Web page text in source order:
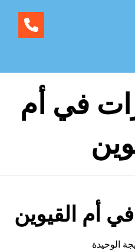
في أم
أم القيوين
الوحيدة